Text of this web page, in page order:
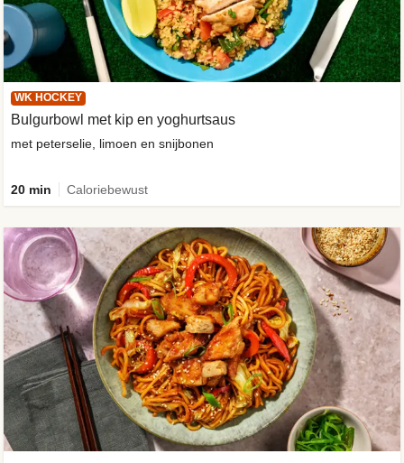
WK HOCKEY
Bulgurbowl met kip en yoghurtsaus
met peterselie, limoen en snijbonen
20 min Caloriebewust